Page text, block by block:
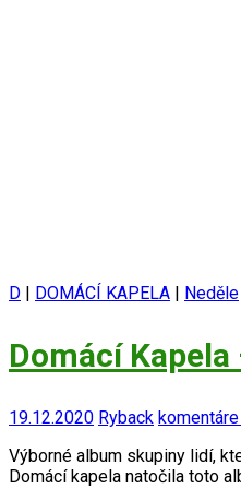
D | DOMÁCÍ KAPELA | Neděle
Domácí
19.12.2020 Ryback komentáre
Výborné album skupiny lidí,
Domácí kapela natočila toto